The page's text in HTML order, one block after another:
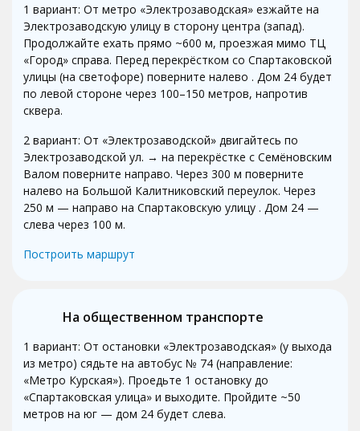
1 вариант: От метро «Электрозаводская» езжайте на
Электрозаводскую улицу в сторону центра (запад).
Продолжайте ехать прямо ~600 м, проезжая мимо ТЦ
«Город» справа. Перед перекрёстком со Спартаковской
улицы (на светофоре) поверните налево . Дом 24 будет
по левой стороне через 100–150 метров, напротив
сквера.
2 вариант: От «Электрозаводской» двигайтесь по
Электрозаводской ул. → на перекрёстке с Семёновским
Валом поверните направо. Через 300 м поверните
налево на Большой Калитниковский переулок. Через
250 м — направо на Спартаковскую улицу . Дом 24 —
слева через 100 м.
Построить маршрут
На общественном транспорте
1 вариант: От остановки «Электрозаводская» (у выхода
из метро) сядьте на автобус № 74 (направление:
«Метро Курская»). Проедьте 1 остановку до
«Спартаковская улица» и выходите. Пройдите ~50
метров на юг — дом 24 будет слева.